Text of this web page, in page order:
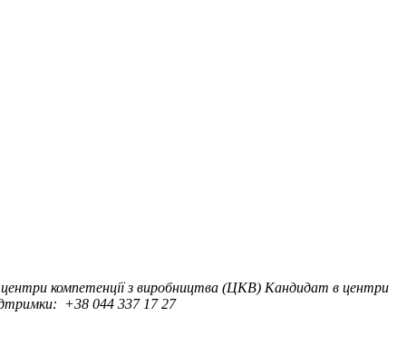
компетенції з виробництва (ЦКВ) Кандидат в центри
+38 044 337 17 27